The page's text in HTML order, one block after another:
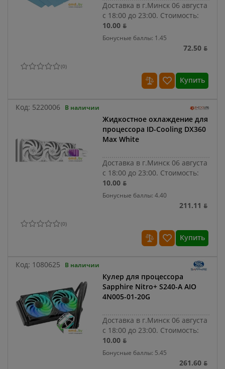
Доставка в г.Минск 06 августа
с 18:00 до 23:00. Стоимость:
10.00 ƃ
Бонусные баллы: 1.45
72.50 ƃ
(0)
Купить
Код: 5220006 В наличии
Жидкостное охлаждение для
процессора ID-Cooling DX360
Max White
Доставка в г.Минск 06 августа
с 18:00 до 23:00. Стоимость:
10.00 ƃ
Бонусные баллы: 4.40
211.11 ƃ
(0)
Купить
Код: 1080625 В наличии
Кулер для процессора
Sapphire Nitro+ S240-A AIO
4N005-01-20G
Доставка в г.Минск 06 августа
с 18:00 до 23:00. Стоимость:
10.00 ƃ
Бонусные баллы: 5.45
261.60 ƃ